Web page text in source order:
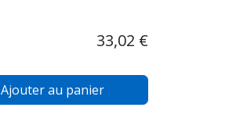
Ajouter au panier
33,02 €